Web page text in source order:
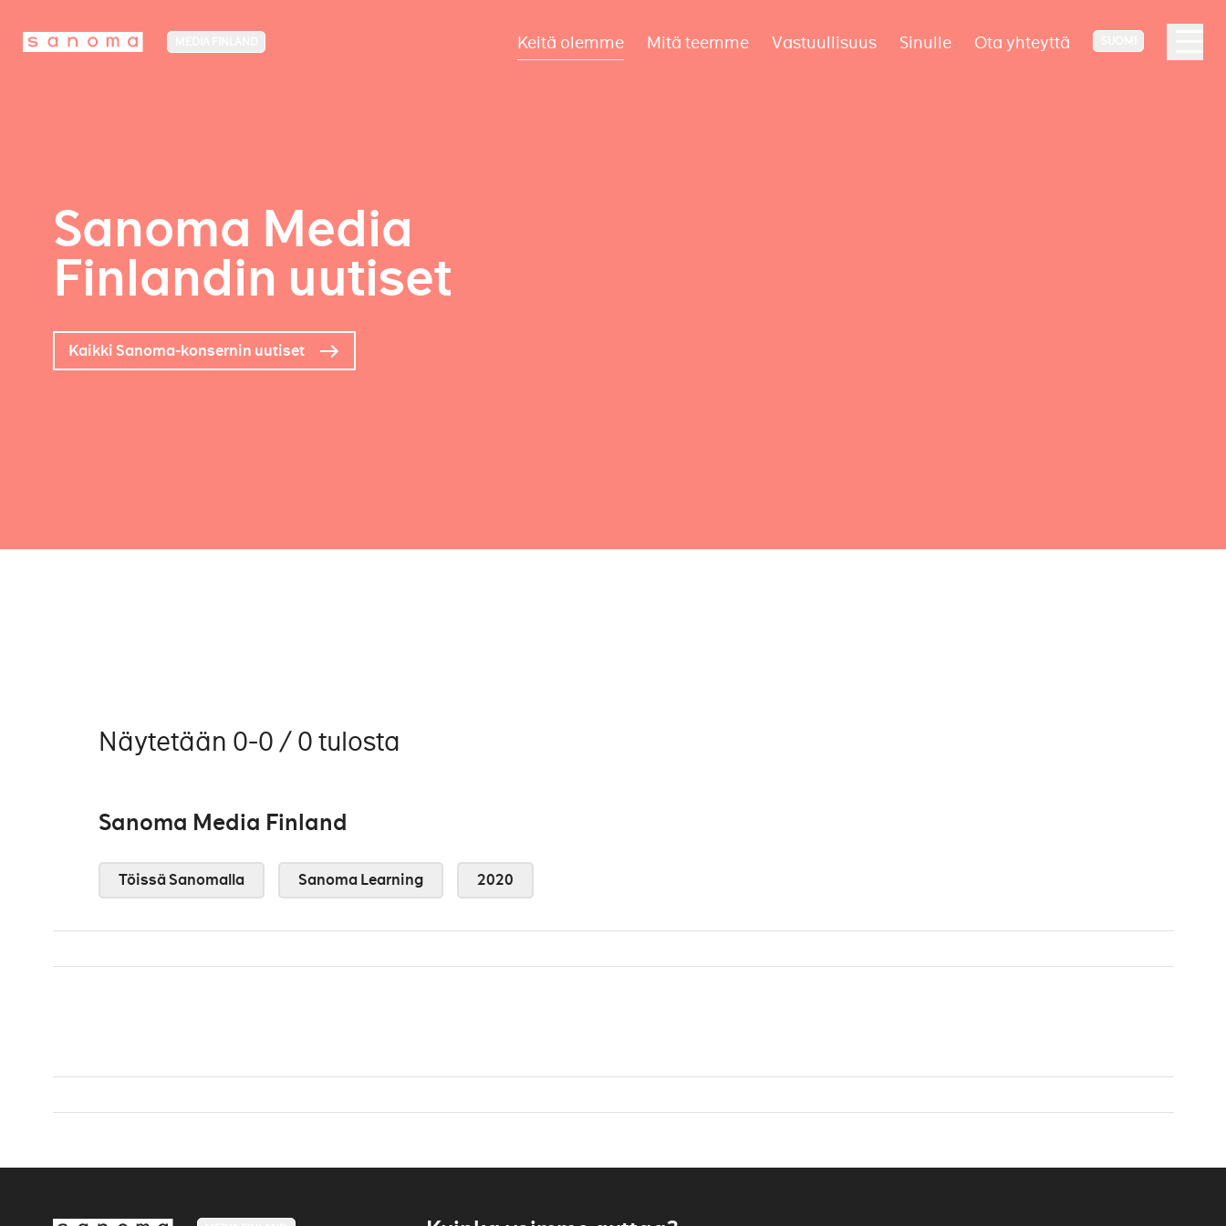
Keitä olemme Mitä teemme Vastuullisuus Sinulle Ota yhteyttä
Sanoma Media
Finlandin uutiset
Kaikki Sanoma-konsernin uutiset
Näytetään 0-0 / 0 tulosta
Sanoma Media Finland
Töissä Sanomalla Sanoma Learning 2020